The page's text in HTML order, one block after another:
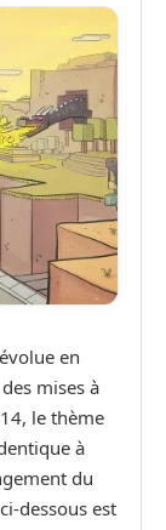
en
mises à
le thème
à
du
dessous est